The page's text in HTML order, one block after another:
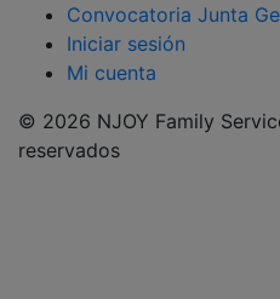
Convocatoria Junta
Iniciar sesión
Mi cuenta
© 2026 NJOY Family
reservados